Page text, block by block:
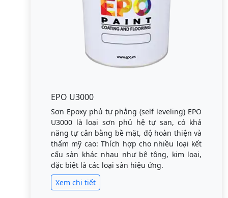
EPO U3000
Sơn Epoxy phủ tự phẳng (self leveling) EPO
U3000 là loại sơn phủ hệ tự san, có khả
năng tự cân bằng bề mặt, độ hoàn thiện và
thẩm mỹ cao: Thích hợp cho nhiều loại kết
cấu sàn khác nhau như bê tông, kim loại,
đặc biệt là các loại sàn hiệu ứng.
Xem chi tiết